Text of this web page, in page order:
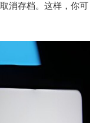
消存档。这样，你可